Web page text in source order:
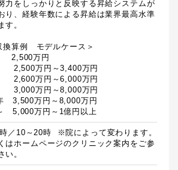
力をしっかりと反映する昇給システムが
り、経験年数による昇給は業界最高水準
す。
～　5,000万円～1億円以上
／10～20時  ※院によって変わります。
はホームページのクリニック案内をご参
い。